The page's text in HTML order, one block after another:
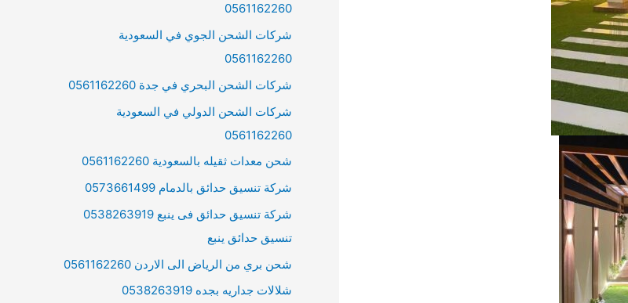
0561162260
شركات الشحن الجوي في السعودية
0561162260
شركات الشحن البحري في جدة 0561162260
شركات الشحن الدولي في السعودية
0561162260
شحن معدات ثقيله بالسعودية 0561162260
شركة تنسيق حدائق بالدمام 0573661499
شركة تنسيق حدائق فى ينبع 0538263919
تنسيق حدائق ينبع
شحن بري من الرياض الى الاردن 0561162260
شلالات جداريه بجده 0538263919